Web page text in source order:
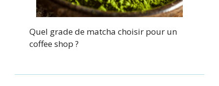
Quel grade de matcha choisir pour un
coffee shop ?